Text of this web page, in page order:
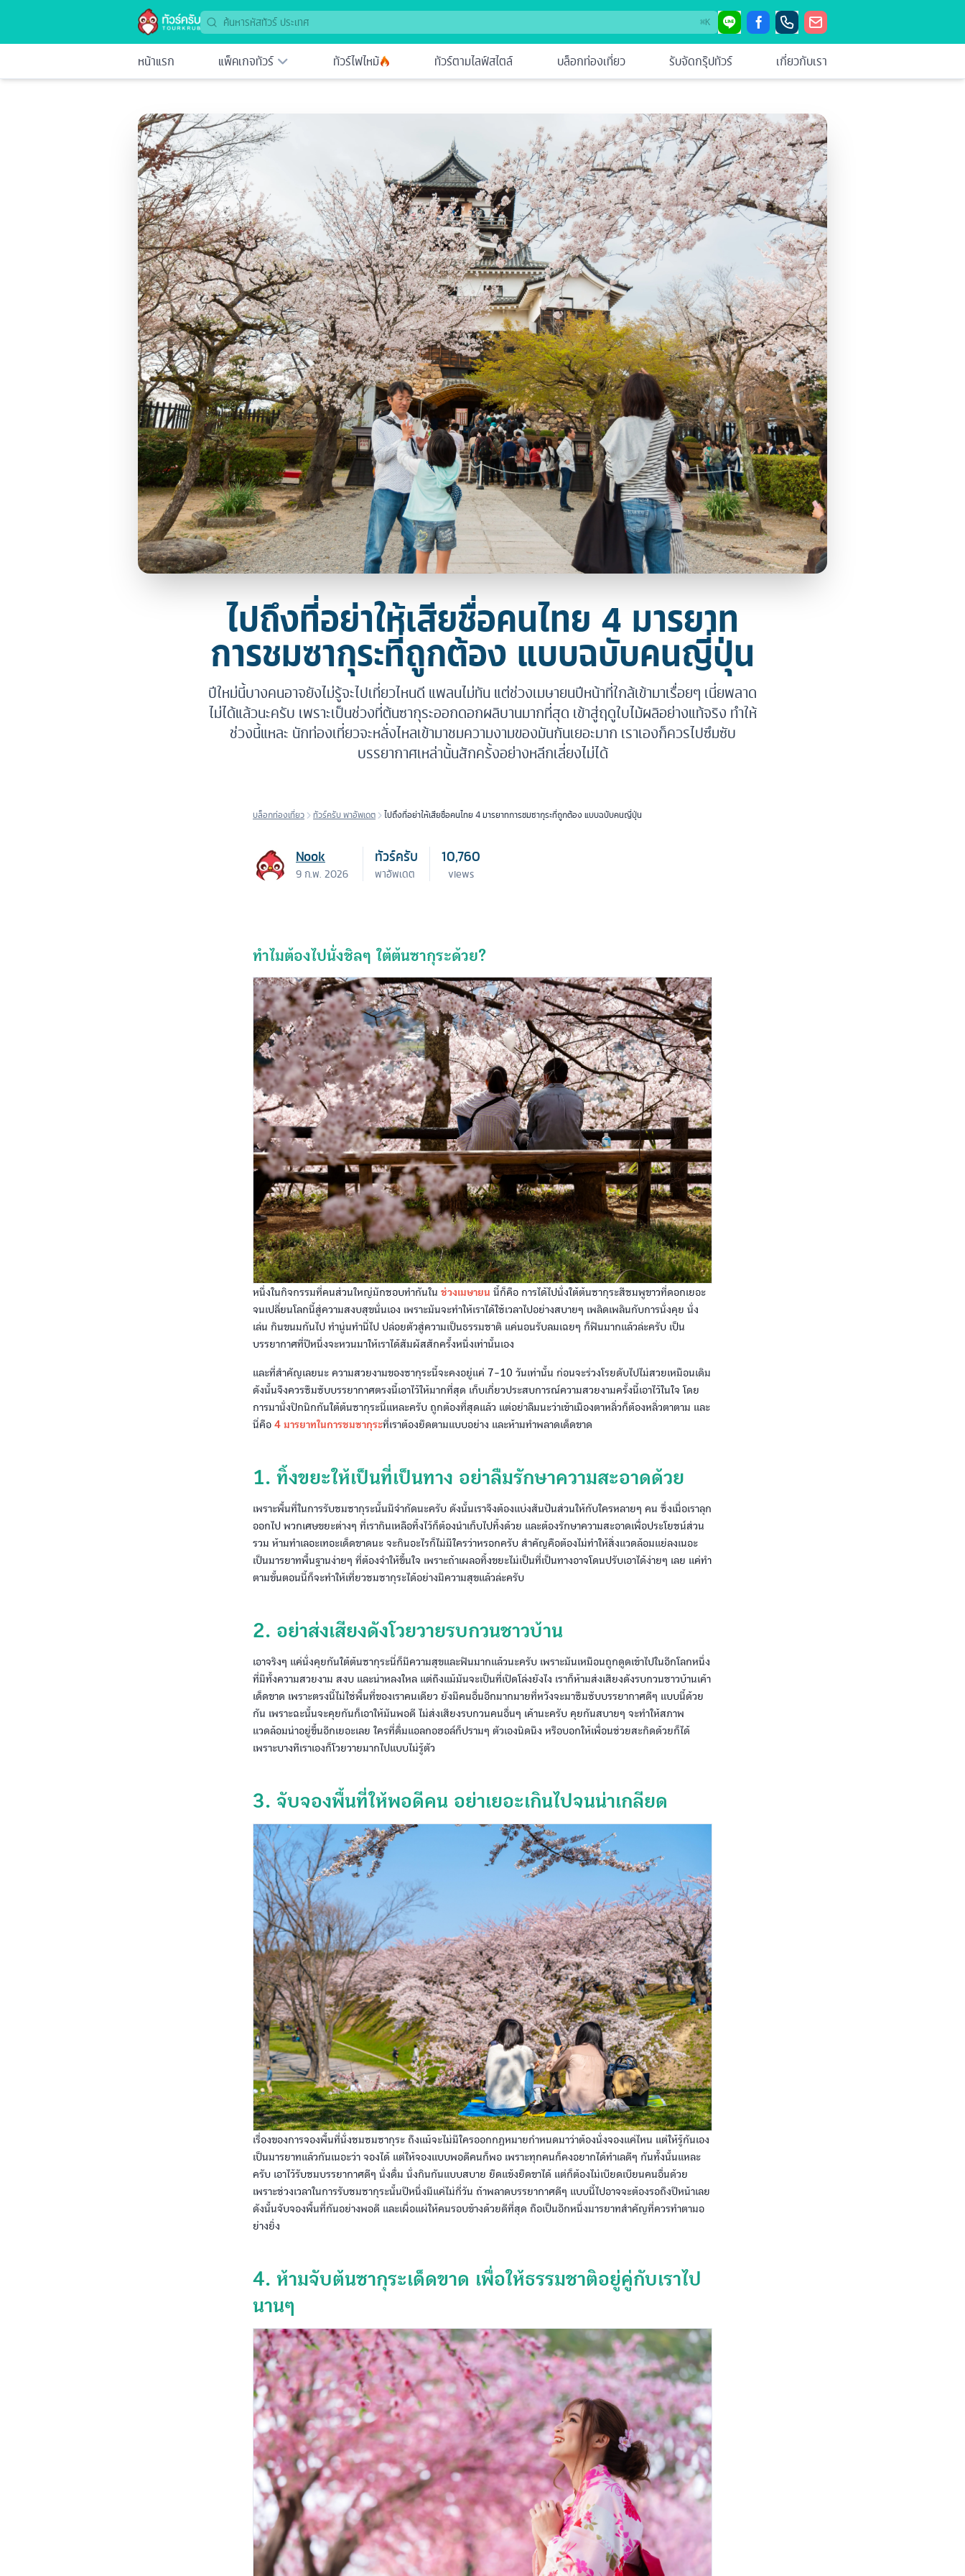
⌘K
หน้าแรก แพ็คเกจทัวร์ ทัวร์ไฟไหม้ ทัวร์ตามไลฟ์สไตล์ บล็อกท่องเที่ยว รับจัดกรุ๊ปทัวร์ เกี่ยวกับเรา
ไปถึงที่อย่าให้เสียชื่อคนไทย 4 มารยาท
การชมซากุระที่ถูกต้อง แบบฉบับคนญี่ปุ่น
ปีใหม่นี้บางคนอาจยังไม่รู้จะไปเที่ยวไหนดี แพลนไม่ทัน แต่ช่วงเมษายนปีหน้าที่ใกล้เข้ามาเรื่อยๆ เนี่ยพลาด
ไม่ได้แล้วนะครับ เพราะเป็นช่วงที่ต้นซากุระออกดอกผลิบานมากที่สุด เข้าสู่ฤดูใบไม้ผลิอย่างแท้จริง ทำให้
ช่วงนี้แหละ นักท่องเที่ยวจะหลั่งไหลเข้ามาชมความงามของมันกันเยอะมาก เราเองก็ควรไปซึมซับ
บรรยากาศเหล่านั้นสักครั้งอย่างหลีกเลี่ยงไม่ได้
บล็อกท่องเที่ยว ทัวร์ครับ พาอัพเดต ไปถึงที่อย่าให้เสียชื่อคนไทย 4 มารยาทการชมซากุระที่ถูกต้อง แบบฉบับคนญี่ปุ่น
Nook
9 ก.พ. 2026
ทัวร์ครับ
พาอัพเดต
10,760
views
ทำไมต้องไปนั่งชิลๆ ใต้ต้นซากุระด้วย?
หนึ่งในกิจกรรมที่คนส่วนใหญ่มักชอบทำกันใน ช่วงเมษายน นี้ก็คือ การได้ไปนั่งใต้ต้นซากุระสีชมพูขาวที่ดอกเยอะ
จนเปลี่ยนโลกนี้สู่ความสงบสุขนั่นเอง เพราะมันจะทำให้เราได้ใช้เวลาไปอย่างสบายๆ เพลิดเพลินกับการนั่งคุย นั่ง
เล่น กินขนมกันไป ทำนู่นทำนี่ไป ปล่อยตัวสู่ความเป็นธรรมชาติ แค่นอนรับลมเฉยๆ ก็ฟินมากแล้วล่ะครับ เป็น
บรรยากาศที่ปีหนึ่งจะหวนมาให้เราได้สัมผัสสักครั้งหนึ่งเท่านั้นเอง
และที่สำคัญเลยนะ ความสวยงามของซากุระนี้จะคงอยู่แค่ 7-10 วันเท่านั้น ก่อนจะร่วงโรยดับไปไม่สวยเหมือนเดิม
ดังนั้นจึงควรซึมซับบรรยากาศตรงนี้เอาไว้ให้มากที่สุด เก็บเกี่ยวประสบการณ์ความสวยงามครั้งนี้เอาไว้ในใจ โดย
การมานั่งปิกนิกกันใต้ต้นซากุระนี่แหละครับ ถูกต้องที่สุดแล้ว แต่อย่าลืมนะว่าเข้าเมืองตาหลิ่วก็ต้องหลิ่วตาตาม และ
นี่คือ 4 มารยาทในการชมซากุระที่เราต้องยึดตามแบบอย่าง และห้ามทำพลาดเด็ดขาด
1. ทิ้งขยะให้เป็นที่เป็นทาง อย่าลืมรักษาความสะอาดด้วย
เพราะพื้นที่ในการรับชมซากุระนั้นมีจำกัดนะครับ ดังนั้นเราจึงต้องแบ่งสันปันส่วนให้กับใครหลายๆ คน ซึ่งเมื่อเราลุก
ออกไป พวกเศษขยะต่างๆ ที่เรากินเหลือทิ้งไว้ก็ต้องนำเก็บไปทิ้งด้วย และต้องรักษาความสะอาดเพื่อประโยชน์ส่วน
รวม ห้ามทำเลอะเทอะเด็ดขาดนะ จะกินอะไรก็ไม่มีใครว่าหรอกครับ สำคัญคือต้องไม่ทำให้สิ่งแวดล้อมแย่ลงเนอะ
เป็นมารยาทพื้นฐานง่ายๆ ที่ต้องจำให้ขึ้นใจ เพราะถ้าเผลอทิ้งขยะไม่เป็นที่เป็นทางอาจโดนปรับเอาได้ง่ายๆ เลย แค่ทำ
ตามขั้นตอนนี้ก็จะทำให้เที่ยวชมซากุระได้อย่างมีความสุขแล้วล่ะครับ
2. อย่าส่งเสียงดังโวยวายรบกวนชาวบ้าน
เอาจริงๆ แค่นั่งคุยกันใต้ต้นซากุระนี่ก็มีความสุขและฟินมากแล้วนะครับ เพราะมันเหมือนถูกดูดเข้าไปในอีกโลกหนึ่ง
ที่มีทั้งความสวยงาม สงบ และน่าหลงใหล แต่ถึงแม้มันจะเป็นที่เปิดโล่งยังไง เราก็ห้ามส่งเสียงดังรบกวนชาวบ้านเค้า
เด็ดขาด เพราะตรงนี้ไม่ใช่พื้นที่ของเราคนเดียว ยังมีคนอื่นอีกมากมายที่หวังจะมาซึมซับบรรยากาศดีๆ แบบนี้ด้วย
กัน เพราะฉะนั้นจะคุยกันก็เอาให้มันพอดี ไม่ส่งเสียงรบกวนคนอื่นๆ เค้านะครับ คุยกันสบายๆ จะทำให้สภาพ
แวดล้อมน่าอยู่ขึ้นอีกเยอะเลย ใครที่ดื่มแอลกอฮอล์ก็ปรามๆ ตัวเองนิดนึง หรือบอกให้เพื่อนช่วยสะกิดด้วยก็ได้
เพราะบางทีเราเองก็โวยวายมากไปแบบไม่รู้ตัว
3. จับจองพื้นที่ให้พอดีคน อย่าเยอะเกินไปจนน่าเกลียด
เรื่องของการจองพื้นที่นั่งชมซมซากุระ ถึงแม้จะไม่มีใครออกกฎหมายกำหนดมาว่าต้องนั่งจองแค่ไหน แต่ให้รู้กันเอง
เป็นมารยาทแล้วกันเนอะว่า จองได้ แต่ให้จองแบบพอดีคนก็พอ เพราะทุกคนก็คงอยากได้ทำเลดีๆ กันทั้งนั้นแหละ
ครับ เอาไว้รับชมบรรยากาศดีๆ นั่งดื่ม นั่งกินกันแบบสบาย ยืดแข้งยืดขาได้ แต่ก็ต้องไม่เบียดเบียนคนอื่นด้วย
เพราะช่วงเวลาในการรับชมซากุระนั้นปีหนึ่งมีแค่ไม่กี่วัน ถ้าพลาดบรรยากาศดีๆ แบบนี้ไปอาจจะต้องรอถึงปีหน้าเลย
ดังนั้นจับจองพื้นที่กันอย่างพอดี และเผื่อแผ่ให้คนรอบข้างด้วยดีที่สุด ถือเป็นอีกหนึ่งมารยาทสำคัญที่ควรทำตามอ
ย่างยิ่ง
4. ห้ามจับต้นซากุระเด็ดขาด เพื่อให้ธรรมชาติอยู่คู่กับเราไป
นานๆ